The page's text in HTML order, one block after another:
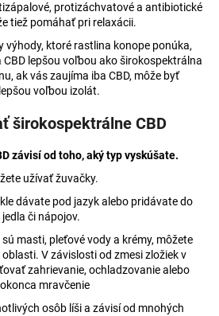
protizáchvatové a antibiotické
tiež pomáhať pri relaxácii.
výhody, ktoré rastlina konope ponúka,
lepšou voľbou ako širokospektrálna
ak vás zaujíma iba CBD, môže byť
voľbou izolát.
širokospektrálne CBD
závisí od toho, aký typ vyskúšate.
užívať žuvačky.
dávate pod jazyk alebo pridávate do
jedla či nápojov.
masti, pleťové vody a krémy, môžete
V závislosti od zmesi zložiek v
zahrievanie, ochladzovanie alebo
mravčenie
osôb líši a závisí od mnohých